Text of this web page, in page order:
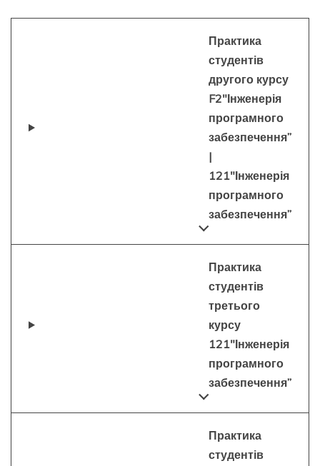
Практика
студентів
другого курсу
F2″Інженерія
програмного
забезпечення”
|
121″Інженерія
програмного
забезпечення”
Практика
студентів
третього
курсу
121″Інженерія
програмного
забезпечення”
Практика
студентів